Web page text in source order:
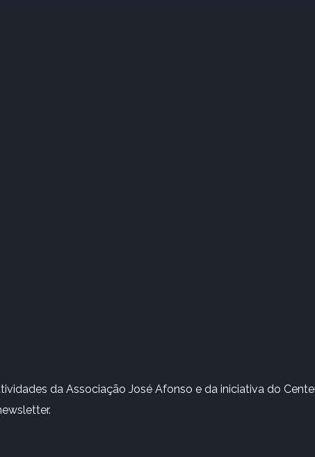
da Associação José Afonso e da iniciativa do